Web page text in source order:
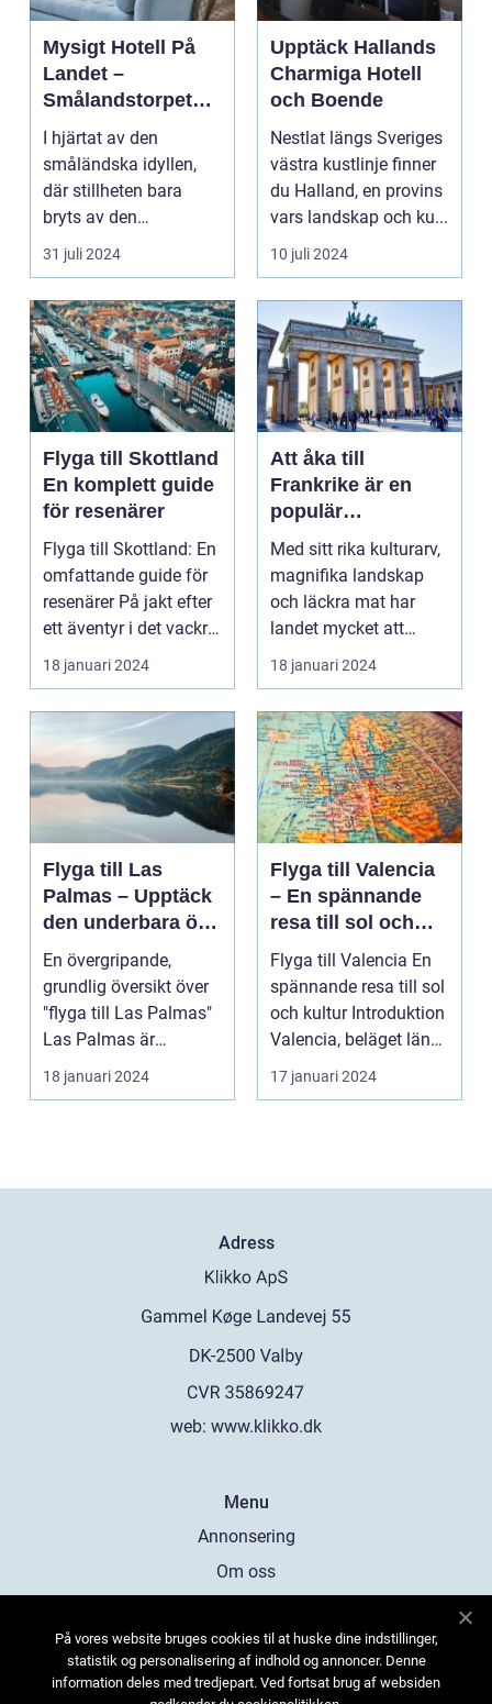
Mysigt Hotell På
Landet –
Smålandstorpets
Enchanted Retreat
I hjärtat av den
småländska idyllen,
där stillheten bara
bryts av den
harmonisk...
31 juli 2024
Upptäck Hallands
Charmiga Hotell
och Boende
Nestlat längs Sveriges
västra kustlinje finner
du Halland, en provins
vars landskap och ku...
10 juli 2024
Flyga till Skottland
En komplett guide
för resenärer
Flyga till Skottland: En
omfattande guide för
resenärer På jakt efter
ett äventyr i det vackra
Skot...
18 januari 2024
Att åka till
Frankrike är en
populär
destination för
många resenärer
Med sitt rika kulturarv,
magnifika landskap
och läckra mat har
landet mycket att
erbjuda. I denna ar...
18 januari 2024
Flyga till Las
Palmas – Upptäck
den underbara ön
Gran Canaria
En övergripande,
grundlig översikt över
"flyga till Las Palmas"
Las Palmas är
huvudstaden på den
va...
18 januari 2024
Flyga till Valencia
– En spännande
resa till sol och
kultur
Flyga till Valencia En
spännande resa till sol
och kultur Introduktion
Valencia, beläget längs
Sp...
17 januari 2024
Adress
web: www.klikko.dk
Menu
Annonsering
Om oss
Kontakta oss
Sitemap
På vores website bruges cookies til at huske dine indstillinger,
statistik og personalisering af indhold og annoncer. Denne
information deles med tredjepart. Ved fortsat brug af websiden